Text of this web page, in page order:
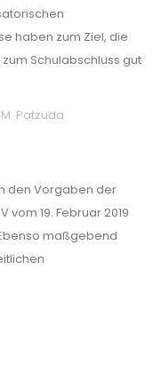
haben zum Ziel, die
Schulabschluss gut
Patzuda
den Vorgaben der
19. Februar 2019
maßgebend